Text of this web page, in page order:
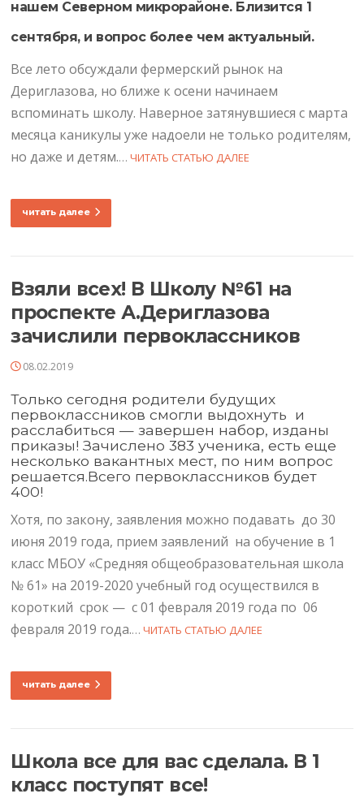
нашем Северном микрорайоне. Близится 1
сентября, и вопрос более чем актуальный.
Все лето обсуждали фермерский рынок на
Дериглазова, но ближе к осени начинаем
вспоминать школу. Наверное затянувшиеся с марта
месяца каникулы уже надоели не только родителям,
но даже и детям.…ЧИТАТЬ СТАТЬЮ ДАЛЕЕ
читать далее
Взяли всех! В Школу №61 на
проспекте А.Дериглазова
зачислили первоклассников
08.02.2019
Только сегодня родители будущих
первоклассников смогли выдохнуть и
расслабиться — завершен набор, изданы
приказы! Зачислено 383 ученика, есть еще
несколько вакантных мест, по ним вопрос
решается.Всего первоклассников будет
400!
Хотя, по закону, заявления можно подавать до 30
июня 2019 года, прием заявлений на обучение в 1
класс МБОУ «Средняя общеобразовательная школа
№ 61» на 2019-2020 учебный год осуществился в
короткий срок — с 01 февраля 2019 года по 06
февраля 2019 года.…ЧИТАТЬ СТАТЬЮ ДАЛЕЕ
читать далее
Школа все для вас сделала. В 1
класс поступят все!